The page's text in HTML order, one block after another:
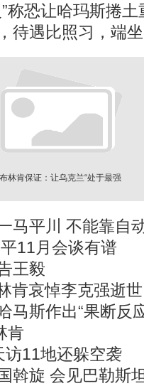
称恐让哈玛斯捲土
待遇比照习，端
布林肯保证：让乌克兰“处于最强
马平川 不能靠自
11月会谈有谱
王毅
肯哀悼李克强逝世
马斯作出“果断反
肯
11地还躲空袭
斡旋 会见巴勒斯